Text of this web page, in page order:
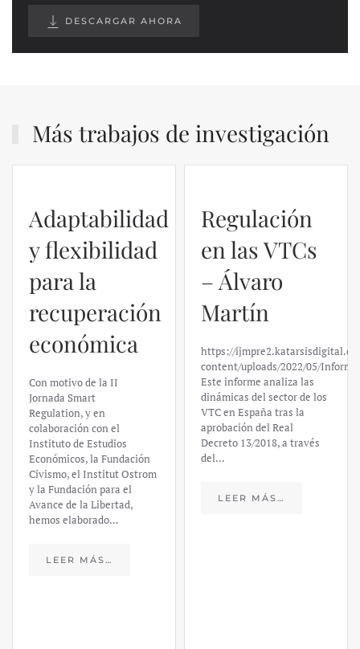
DESCARGAR AHORA
Más trabajos de investigación
Adaptabilidad
y flexibilidad
para la
recuperación
económica
Con motivo de la II
Jornada Smart
Regulation, y en
colaboración con el
Instituto de Estudios
Económicos, la Fundación
Civismo, el Institut Ostrom
y la Fundación para el
Avance de la Libertad,
hemos elaborado…
LEER MÁS…
Regulación
en las VTCs
– Álvaro
Martín
https://
content/uploads/2022/05/
Este informe analiza las
dinámicas del sector de los
VTC en España tras la
aprobación del Real
Decreto 13/2018, a través
del…
LEER MÁS…